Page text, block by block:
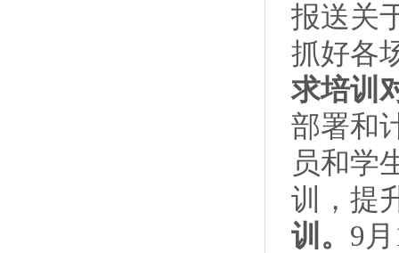
报送关
抓好各
求培训
部署和
员和学
训，提
训。 9